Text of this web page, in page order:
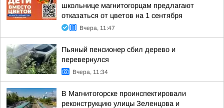
школьнице магнитогорцам предлагают
отказаться от цветов на 1 сентября
Вчера, 11:47
Пьяный пенсионер сбил дерево и
перевернулся
Вчера, 11:34
В Магнитогорске проинспектировали
реконструкцию улицы Зеленцова и